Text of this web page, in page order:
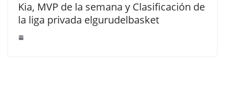
Kia, MVP de la semana y Clasificación de
la liga privada elgurudelbasket